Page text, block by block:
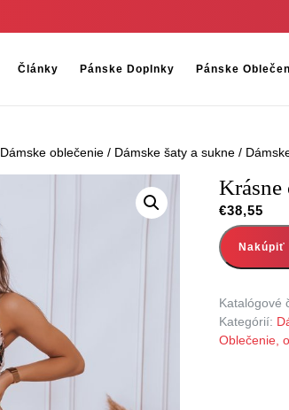
Články Pánske Doplnky Pánske
Dámske oblečenie / Dámske šaty a sukne /
Krásne
€38,55
Nakúpiť
Katalógové
Kategórií:
Oblečenie,